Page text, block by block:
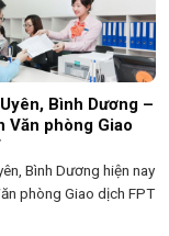
Bình Dương –
Văn phòng Giao
Bình Dương hiện nay
phòng Giao dịch FPT